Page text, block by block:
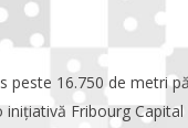
peste 16.750 de metri
Fribourg